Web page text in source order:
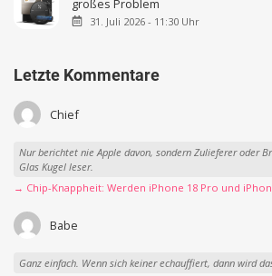
großes Problem
31. Juli 2026 - 11:30 Uhr
Letzte Kommentare
Chief
Nur berichtet nie Apple davon, sondern Zulieferer oder
Glas Kugel leser.
→ Chip-Knappheit: Werden iPhone 18 Pro und
Babe
Ganz einfach. Wenn sich keiner echauffiert, dann wird